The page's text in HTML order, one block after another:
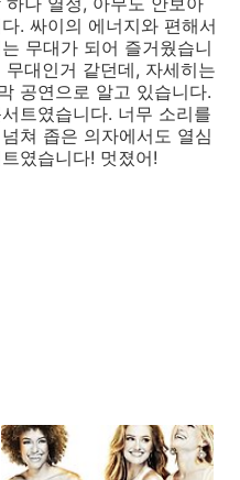
. 싸이의 에너지와 편해서
무대가 되어 즐거웠습니
대인거 같던데, 자세히는
공연으로 알고 있습니다.
트였습니다. 너무 소리를
쳐 좁은 의자에서도 열심
였습니다! 멋졌어!